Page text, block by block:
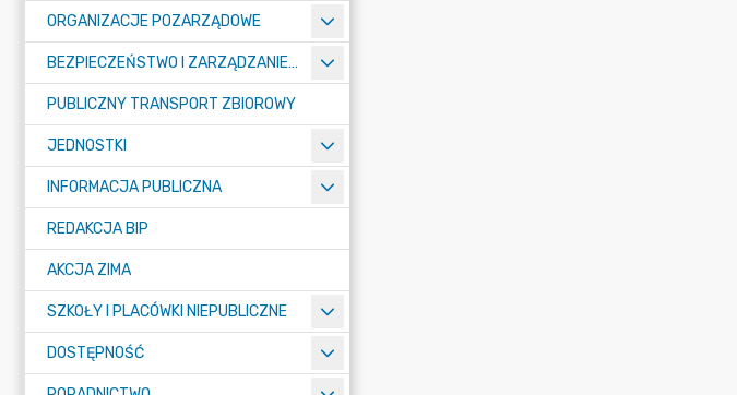
ORGANIZACJE POZARZĄDOWE
BEZPIECZEŃSTWO I ZARZĄDZANIE KRYZYSOWE
PUBLICZNY TRANSPORT ZBIOROWY
JEDNOSTKI
INFORMACJA PUBLICZNA
REDAKCJA BIP
AKCJA ZIMA
SZKOŁY I PLACÓWKI NIEPUBLICZNE
DOSTĘPNOŚĆ